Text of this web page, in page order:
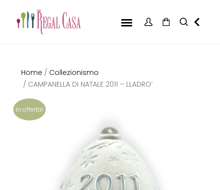
In offerta!
Home / Collezionismo
/ CAMPANELLA DI NATALE 2011 – LLADRO’